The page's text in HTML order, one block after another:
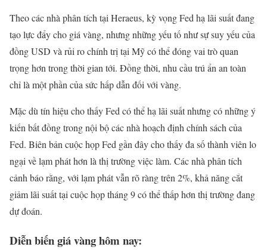
Theo các nhà phân tích tại Heraeus, kỳ vọng Fed hạ lãi suất đang
tạo lực đẩy cho giá vàng, nhưng những yếu tố như sự suy yếu của
đồng USD và rủi ro chính trị tại Mỹ có thể đóng vai trò quan
trọng hơn trong thời gian tới. Đồng thời, nhu cầu trú ẩn an toàn
chỉ là một phần của sức hấp dẫn đối với vàng.
Mặc dù tín hiệu cho thấy Fed có thể hạ lãi suất nhưng có những ý
kiến bất đồng trong nội bộ các nhà hoạch định chính sách của
Fed. Biên bản cuộc họp Fed gần đây cho thấy đa số thành viên lo
ngại về lạm phát hơn là thị trường việc làm. Các nhà phân tích
cảnh báo rằng, với lạm phát vẫn rõ ràng trên 2%, khả năng cắt
giảm lãi suất tại cuộc họp tháng 9 có thể thấp hơn thị trường đang
dự đoán.
Diễn biến giá vàng hôm nay: